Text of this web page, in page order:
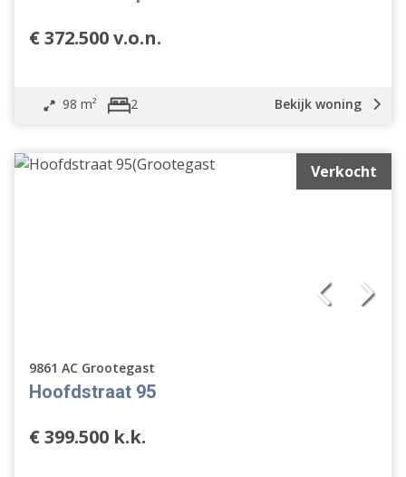
€ 372.500 v.o.n.
98 m² 2 Bekijk woning
Verkocht
9861 AC Grootegast
Hoofdstraat 95
€ 399.500 k.k.